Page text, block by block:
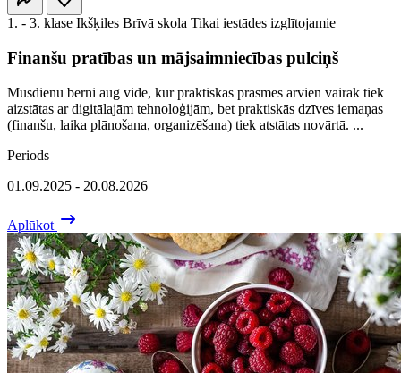
1. - 3. klase Ikšķiles Brīvā skola Tikai iestādes izglītojamie
Finanšu pratības un mājsaimniecības pulciņš
Mūsdienu bērni aug vidē, kur praktiskās prasmes arvien vairāk tiek
aizstātas ar digitālajām tehnoloģijām, bet praktiskās dzīves iemaņas
(finanšu, laika plānošana, organizēšana) tiek atstātas novārtā. ...
Periods
01.09.2025 - 20.08.2026
Aplūkot